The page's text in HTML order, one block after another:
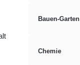
Bauen-Garten
Chemie